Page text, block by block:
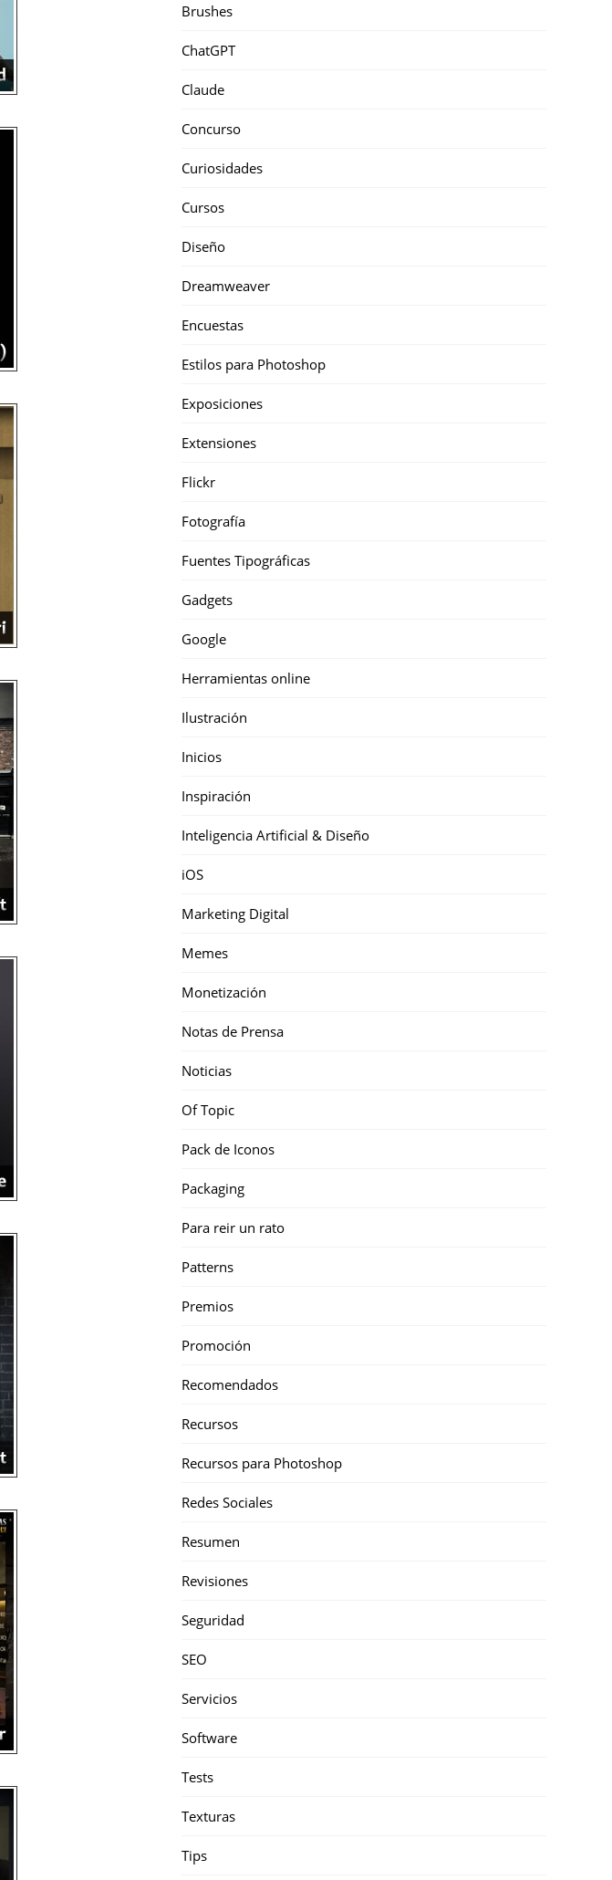
Brushes
ChatGPT
Claude
Concurso
Curiosidades
Cursos
Diseño
Dreamweaver
Encuestas
Estilos para Photoshop
Exposiciones
Extensiones
Flickr
Fotografía
Fuentes Tipográficas
Gadgets
Google
Herramientas online
Ilustración
Inicios
Inspiración
Inteligencia Artificial & Diseño
iOS
Marketing Digital
Memes
Monetización
Notas de Prensa
Noticias
Of Topic
Pack de Iconos
Packaging
Para reir un rato
Patterns
Premios
Promoción
Recomendados
Recursos
Recursos para Photoshop
Redes Sociales
Resumen
Revisiones
Seguridad
SEO
Servicios
Software
Tests
Texturas
Tips